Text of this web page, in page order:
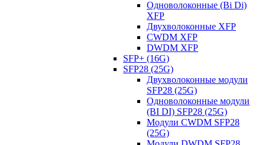
Одноволоконные (Bi Di)
XFP
Двухволоконные XFP
CWDM XFP
DWDM XFP
SFP+ (16G)
SFP28 (25G)
Двухволоконные модули
SFP28 (25G)
Одноволоконные модули
(BI DI) SFP28 (25G)
Модули CWDM SFP28
(25G)